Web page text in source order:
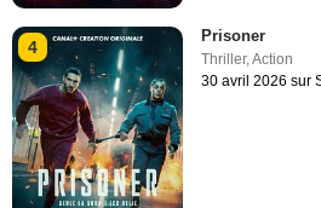
4
Prisoner
Thriller,Action
30 avril 2026 sur